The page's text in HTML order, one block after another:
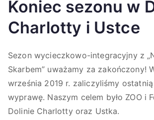
Koniec sezonu w
Charlotty i Ustce
Sezon wycieczkowo-integracyjny z
Skarbem” uważamy za zakończony!
września 2019 r. zaliczyliśmy
wyprawę. Naszym celem było ZOO i
Dolinie Charlotty oraz Ustka.